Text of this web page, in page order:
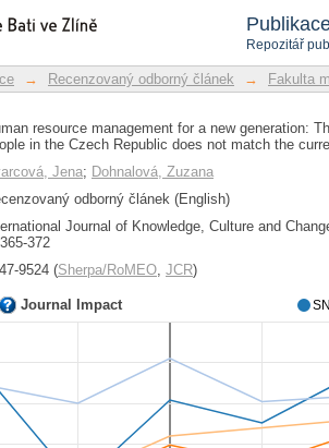
Repozitář
management for a
in the Czech
→ Recenzovaný odborný článek → Fakulta
resource management for a new generation:
in the Czech Republic does not match the
Jena; Dohnalová, Zuzana
odborný článek (English)
Journal of Knowledge, Culture and
372
9524 (Sherpa/RoMEO, JCR)
Journal Impact